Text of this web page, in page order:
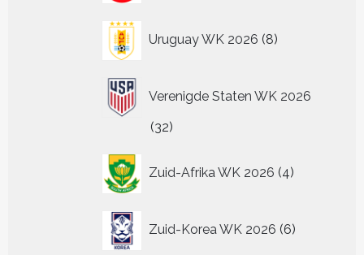
Uruguay WK 2026 8
producten
Verenigde Staten WK 2026
3232
Zuid-Afrika WK 2026 4
producten
Zuid-Korea WK 2026 6
producten